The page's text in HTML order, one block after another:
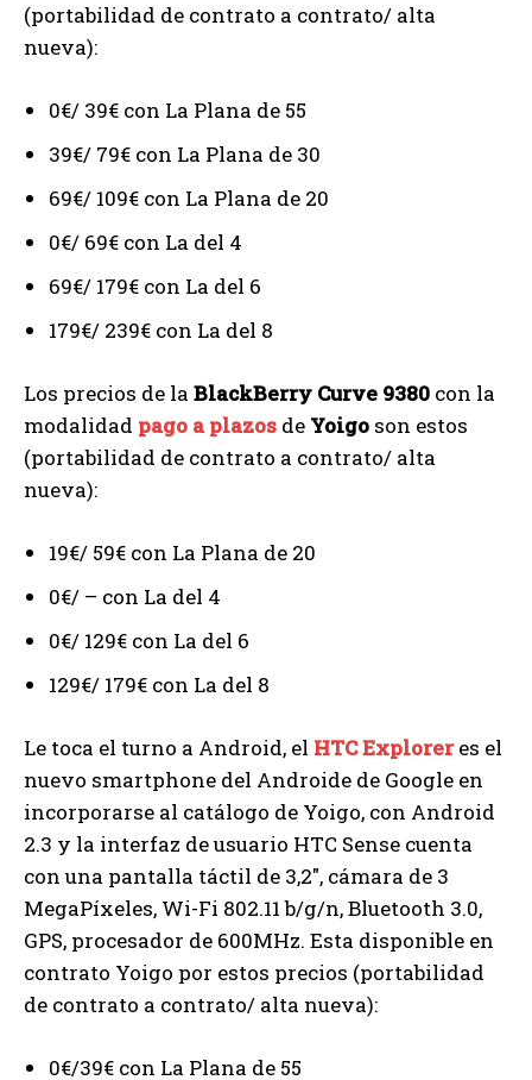
(portabilidad de contrato a contrato/ alta
nueva):
0€/ 39€ con La Plana de 55
39€/ 79€ con La Plana de 30
69€/ 109€ con La Plana de 20
0€/ 69€ con La del 4
69€/ 179€ con La del 6
179€/ 239€ con La del 8
Los precios de la BlackBerry Curve 9380 con la
modalidad pago a plazos de Yoigo son estos
(portabilidad de contrato a contrato/ alta
nueva):
19€/ 59€ con La Plana de 20
0€/ – con La del 4
0€/ 129€ con La del 6
129€/ 179€ con La del 8
Le toca el turno a Android, el HTC Explorer es el
nuevo smartphone del Androide de Google en
incorporarse al catálogo de Yoigo, con Android
2.3 y la interfaz de usuario HTC Sense cuenta
con una pantalla táctil de 3,2″, cámara de 3
MegaPíxeles, Wi-Fi 802.11 b/g/n, Bluetooth 3.0,
GPS, procesador de 600MHz. Esta disponible en
contrato Yoigo por estos precios (portabilidad
de contrato a contrato/ alta nueva):
0€/39€ con La Plana de 55